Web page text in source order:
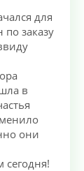
для
заказу
в
они